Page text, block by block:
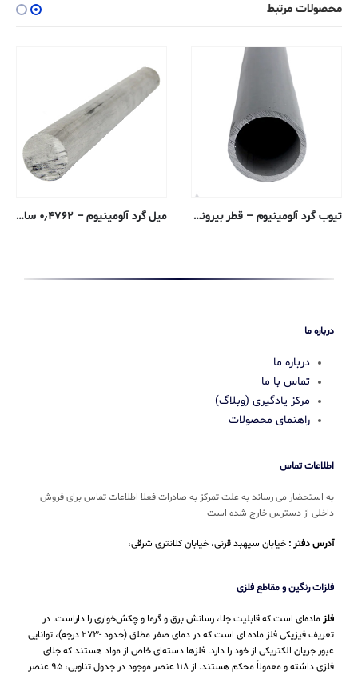
محصولات مرتبط
تیوب گرد آلومینیوم – قطر بیرونی ۰٫۶۳۵ ، دیواره ۰٫۱۶۵۱ ، قطر داخلی ۰٫۳۰۴۸ سانتی متر – ۶۰۶۱-T6 ترسیم شده میل گرد آلومینیوم – ۰٫۴۷۶۲ سانتی متری – ۶۰۶۱-T6 پوشش خنک کننده
درباره ما
درباره ما
تماس با ما
مرکز یادگیری (وبلاگ)
راهنمای محصولات
اطلاعات تماس
به استحضار می رساند به علت تمرکز به صادرات فعلا اطلاعات تماس برای فروش
داخلی از دسترس خارج شده است
آدرس دفتر : خیابان سپهبد قرنی، خیابان کلانتری شرقی،
فلزات رنگین و مقاطع فلزی
فلز ماده‌ای است که قابلیت جلا، رسانش برق و گرما و چکش‌خواری را داراست. در
تعریف فیزیکی فلز ماده ای است که در دمای صفر مطلق (حدود -۲۷۳ درجه)، توانایی
عبور جریان الکتریکی از خود را دارد. فلزها دسته‌ای خاص از مواد هستند که جلای
فلزی داشته و معمولاً محکم هستند. از ۱۱۸ عنصر موجود در جدول تناوبی، ۹۵ عنصر